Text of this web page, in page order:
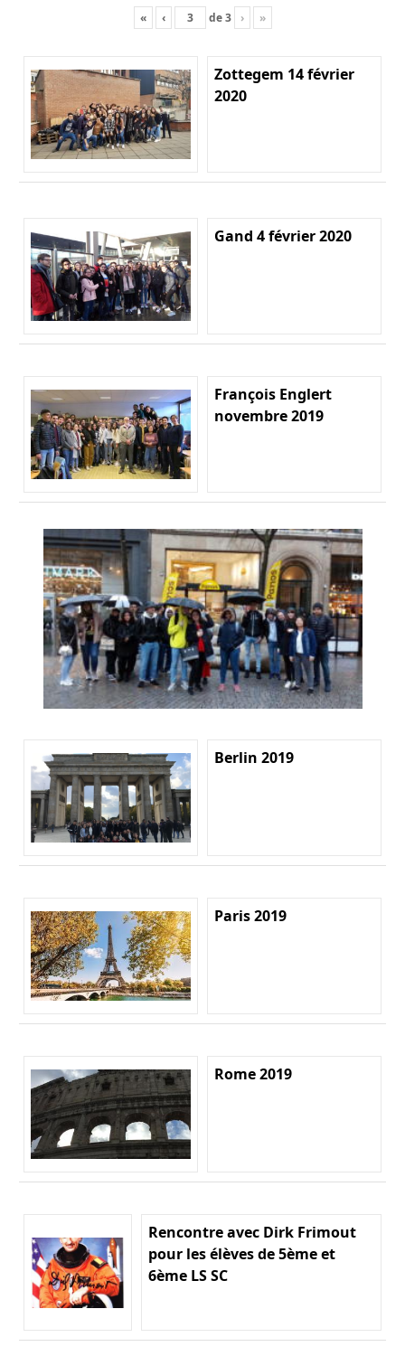
« ‹ de3 › »
Zottegem 14 février
2020
Gand 4 février 2020
François Englert
novembre 2019
Berlin 2019
Paris 2019
Rome 2019
Rencontre avec Dirk Frimout
pour les élèves de 5ème et
6ème LS SC